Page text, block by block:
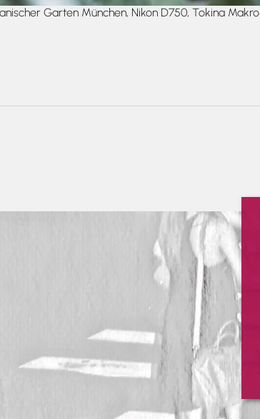
Garten München, Nikon D750, Tokina Makro